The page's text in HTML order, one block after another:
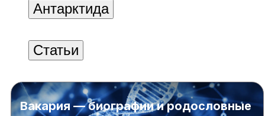
Антарктида
Статьи
Вакария — биографии и родословные